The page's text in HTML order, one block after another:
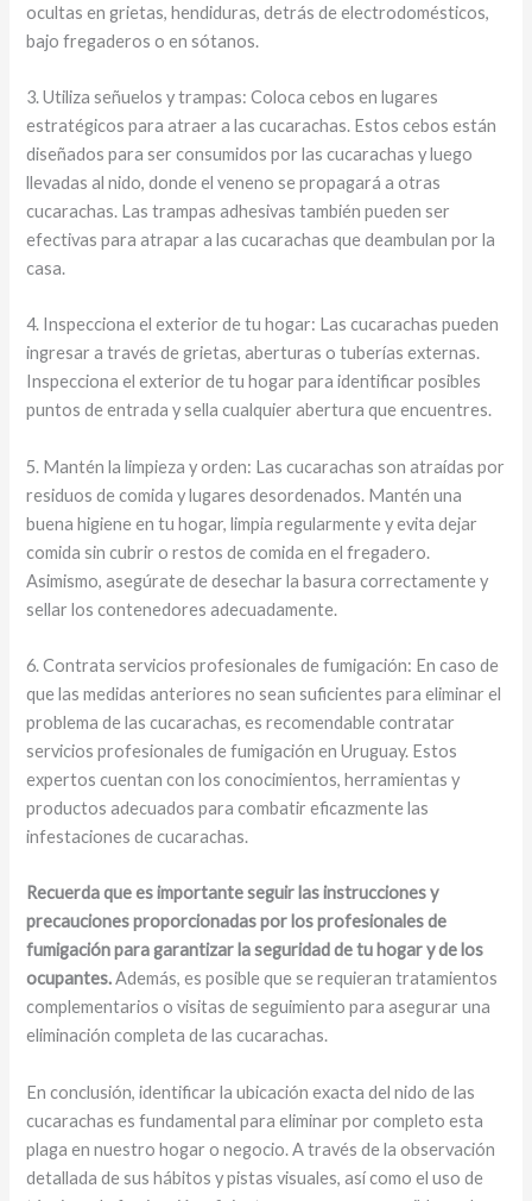
ocultas en grietas, hendiduras, detrás de electrodomésticos,
bajo fregaderos o en sótanos.
3. Utiliza señuelos y trampas: Coloca cebos en lugares
estratégicos para atraer a las cucarachas. Estos cebos están
diseñados para ser consumidos por las cucarachas y luego
llevadas al nido, donde el veneno se propagará a otras
cucarachas. Las trampas adhesivas también pueden ser
efectivas para atrapar a las cucarachas que deambulan por la
casa.
4. Inspecciona el exterior de tu hogar: Las cucarachas pueden
ingresar a través de grietas, aberturas o tuberías externas.
Inspecciona el exterior de tu hogar para identificar posibles
puntos de entrada y sella cualquier abertura que encuentres.
5. Mantén la limpieza y orden: Las cucarachas son atraídas por
residuos de comida y lugares desordenados. Mantén una
buena higiene en tu hogar, limpia regularmente y evita dejar
comida sin cubrir o restos de comida en el fregadero.
Asimismo, asegúrate de desechar la basura correctamente y
sellar los contenedores adecuadamente.
6. Contrata servicios profesionales de fumigación: En caso de
que las medidas anteriores no sean suficientes para eliminar el
problema de las cucarachas, es recomendable contratar
servicios profesionales de fumigación en Uruguay. Estos
expertos cuentan con los conocimientos, herramientas y
productos adecuados para combatir eficazmente las
infestaciones de cucarachas.
Recuerda que es importante seguir las instrucciones y
precauciones proporcionadas por los profesionales de
fumigación para garantizar la seguridad de tu hogar y de los
ocupantes.Además, es posible que se requieran tratamientos
complementarios o visitas de seguimiento para asegurar una
eliminación completa de las cucarachas.
En conclusión, identificar la ubicación exacta del nido de las
cucarachas es fundamental para eliminar por completo esta
plaga en nuestro hogar o negocio. A través de la observación
detallada de sus hábitos y pistas visuales, así como el uso de